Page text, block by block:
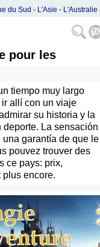
du Sud - L'Asie - L'Australie
pour les
tiempo muy largo
allí con un viaje
su historia y la
La sensación
garantía de que le
pouvez trouver des
ce pays: prix,
plus encore.